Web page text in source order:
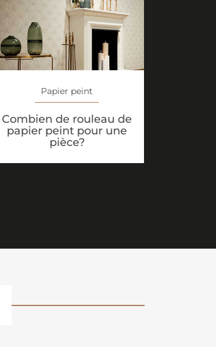
Papier peint
Combien de rouleau de
papier peint pour une
pièce?